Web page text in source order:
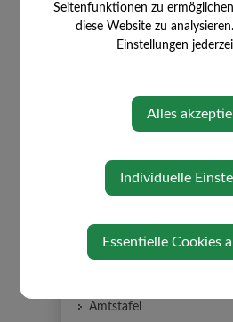
⇐ zurück
Kinder FERIEN ERLEBNIS
Amtstafel
Seitenfunktionen zu
diese Website zu
Einstellungen
Alles
Individuelle
Essentielle Cookies